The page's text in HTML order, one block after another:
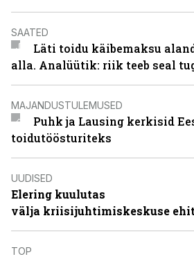
SAATED
Läti toidu käibemaksu
alla. Analüütik: riik teeb seal
MAJANDUSTULEMUSED
Puhk ja Lausing kerkisid
toidutöösturiteks
UUDISED
Elering kuulutas
välja kriisijuhtimiskeskuse
TOP